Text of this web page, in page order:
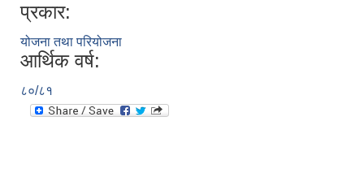
प्रकार:
योजना तथा परियोजना
आर्थिक वर्ष:
८०/८१